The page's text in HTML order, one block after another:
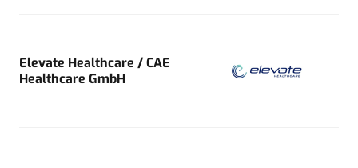
Elevate Healthcare / CAE
Healthcare GmbH